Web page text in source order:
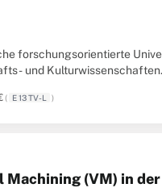
forschungsorientierte
und
( E 13 TV-L )
(VM) in